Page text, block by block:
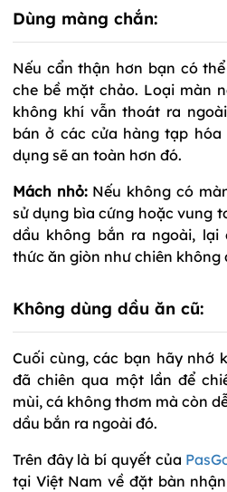
Dùng màng chắn:
Nếu cẩn thận hơn bạn có
che bề mặt chảo. Loại màn
không khí vẫn thoát ra
bán ở các cửa hàng tạp
dụng sẽ an toàn hơn đó.
Mách nhỏ:Nếu không có
sử dụng bìa cứng hoặc vung
dầu không bắn ra ngoài, lại
thức ăn giòn như chiên không
Không dùng dầu ăn cũ:
Cuối cùng, các bạn hãy nhớ
đã chiên qua một lần để
mùi, cá không thơm mà còn
dầu bắn ra ngoài đó.
Trên đây là bí quyết của
tại Việt Nam về đặt bàn